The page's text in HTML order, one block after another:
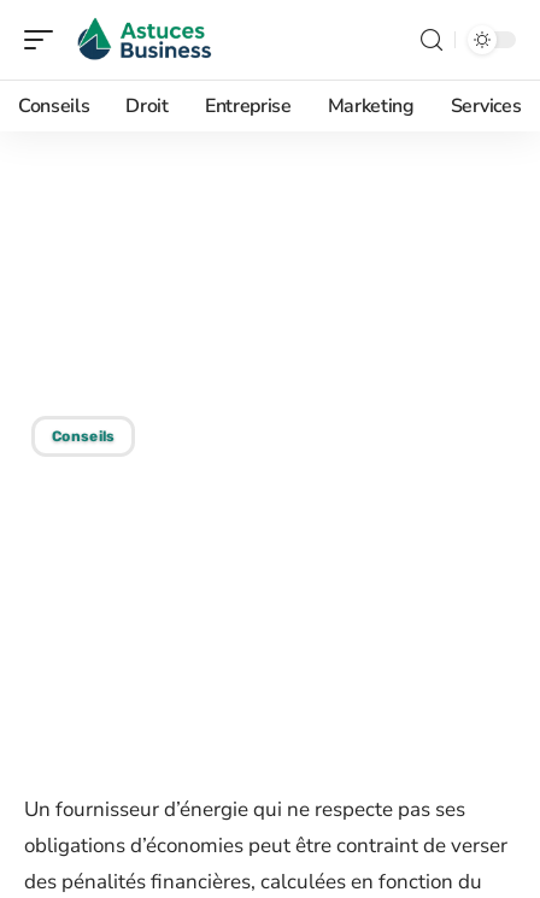
Conseils Droit Entreprise Marketing Services
Conseils
Un fournisseur d’énergie qui ne respecte pas ses
obligations d’économies peut être contraint de verser
des pénalités financières, calculées en fonction du